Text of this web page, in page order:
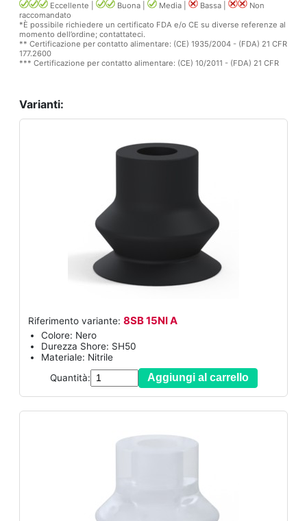
Eccellente | Buona | Media | Bassa |
Non
raccomandato
*È possibile richiedere un certificato FDA e/o CE su diverse referenze al
momento dell’ordine; contattateci.
** Certificazione per contatto alimentare: (CE) 1935/2004 - (FDA) 21 CFR
177.2600
*** Certificazione per contatto alimentare: (CE) 10/2011 - (FDA) 21 CFR
Varianti:
Riferimento variante: 8SB 15NI A
Colore: Nero
Durezza Shore: SH50
Materiale: Nitrile
Quantità:
Aggiungi al carrello